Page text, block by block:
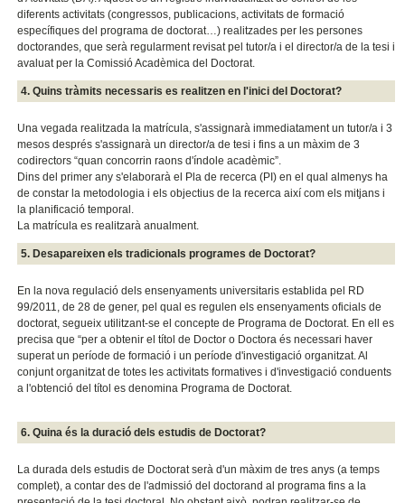
diferents activitats (congressos, publicacions, activitats de formació
específiques del programa de doctorat…) realitzades per les persones
doctorandes, que serà regularment revisat pel tutor/a i el director/a de la tesi i
avaluat per la Comissió Acadèmica del Doctorat.
4. Quins tràmits necessaris es realitzen en l'inici del Doctorat?
Una vegada realitzada la matrícula, s'assignarà immediatament un tutor/a i 3
mesos després s'assignarà un director/a de tesi i fins a un màxim de 3
codirectors “quan concorrin raons d'índole acadèmic”.
Dins del primer any s'elaborarà el Pla de recerca (PI) en el qual almenys ha
de constar la metodologia i els objectius de la recerca així com els mitjans i
la planificació temporal.
La matrícula es realitzarà anualment.
5. Desapareixen els tradicionals programes de Doctorat?
En la nova regulació dels ensenyaments universitaris establida pel RD
99/2011, de 28 de gener, pel qual es regulen els ensenyaments oficials de
doctorat, segueix utilitzant-se el concepte de Programa de Doctorat. En ell es
precisa que “per a obtenir el títol de Doctor o Doctora és necessari haver
superat un període de formació i un període d'investigació organitzat. Al
conjunt organitzat de totes les activitats formatives i d'investigació conduents
a l'obtenció del títol es denomina Programa de Doctorat.
6. Quina és la duració dels estudis de Doctorat?
La durada dels estudis de Doctorat serà d'un màxim de tres anys (a temps
complet), a contar des de l'admissió del doctorand al programa fins a la